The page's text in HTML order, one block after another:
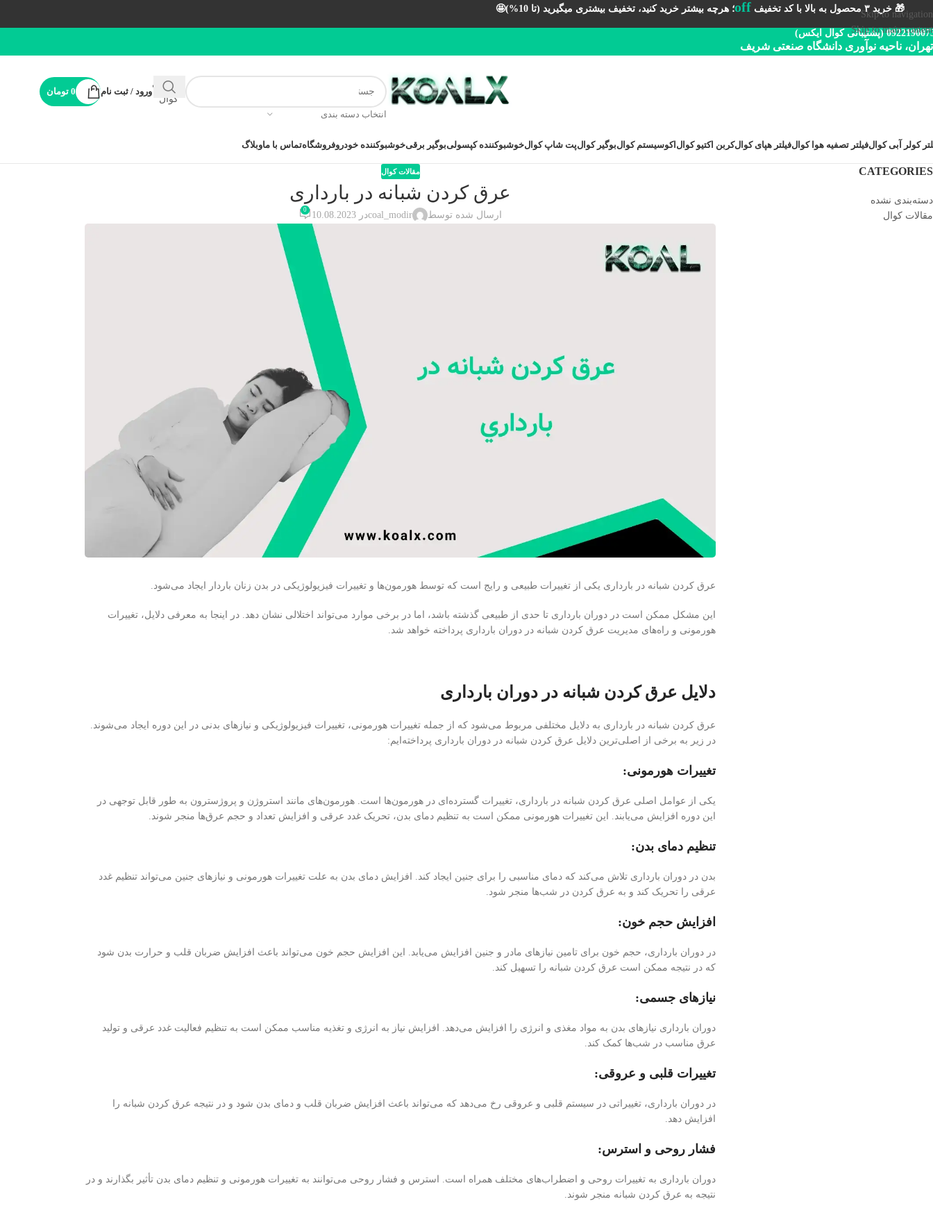
Skip to navigation
Skip to main content
🎁 خرید ۳ محصول به بالا با کد تخفیف off؛ هرچه بیشتر خرید کنید، تخفیف بیشتری میگیرید (تا 10%)🤩
(پشتیبانی کوال ایکس)
تهران، ناحیه نوآوری دانشگاه صنعتی شریف
انتخاب دسته بندی
پشتیبانی
کوال
ورود / ثبت نام 0 تومان
کولر آبی کوالفیلتر تصفیه هوا کوالفیلتر هپای کوالکربن اکتیو کوال اکوسیستم کوالبوگیر کوالپت شاپ کوالخوشبوکننده کپسولیبوگیر برقیخوشبوکننده خودروفروشگاهتماس با ماوبلاگ
CATEGORIES
دسته‌بندی نشده
مقالات کوال
مقالات کوال
عرق كردن شبانه در بارداری
ارسال شده توسط coal_modirدر 10.08.2023 0
عرق كردن شبانه در بارداری یکی از تغییرات طبیعی و رایج است که توسط هورمون‌ها و تغییرات فیزیولوژیکی در بدن زنان باردار ایجاد می‌شود.
این مشکل ممکن است در دوران بارداری تا حدی از طبیعی گذشته باشد، اما در برخی موارد می‌تواند اختلالی نشان دهد. در اینجا به معرفی دلایل، تغییرات
هورمونی و راه‌های مدیریت عرق کردن شبانه در دوران بارداری پرداخته خواهد شد.
دلایل عرق کردن شبانه در دوران بارداری
عرق كردن شبانه در بارداری به دلایل مختلفی مربوط می‌شود که از جمله تغییرات هورمونی، تغییرات فیزیولوژیکی و نیازهای بدنی در این دوره ایجاد می‌شوند.
در زیر به برخی از اصلی‌ترین دلایل عرق کردن شبانه در دوران بارداری پرداخته‌ایم:
تغییرات هورمونی:
یکی از عوامل اصلی عرق كردن شبانه در بارداری، تغییرات گسترده‌ای در هورمون‌ها است. هورمون‌های مانند استروژن و پروژسترون به طور قابل توجهی در
این دوره افزایش می‌یابند. این تغییرات هورمونی ممکن است به تنظیم دمای بدن، تحریک غدد عرقی و افزایش تعداد و حجم عرق‌ها منجر شوند.
تنظیم دمای بدن:
بدن در دوران بارداری تلاش می‌کند که دمای مناسبی را برای جنین ایجاد کند. افزایش دمای بدن به علت تغییرات هورمونی و نیازهای جنین می‌تواند تنظیم غدد
عرقی را تحریک کند و به عرق کردن در شب‌ها منجر شود.
افزایش حجم خون:
در دوران بارداری، حجم خون برای تامین نیاز‌های مادر و جنین افزایش می‌یابد. این افزایش حجم خون می‌تواند باعث افزایش ضربان قلب و حرارت بدن شود
که در نتیجه ممکن است عرق کردن شبانه را تسهیل کند.
نیازهای جسمی:
دوران بارداری نیاز‌های بدن به مواد مغذی و انرژی را افزایش می‌دهد. افزایش نیاز به انرژی و تغذیه مناسب ممکن است به تنظیم فعالیت غدد عرقی و تولید
عرق مناسب در شب‌ها کمک کند.
تغییرات قلبی و عروقی:
در دوران بارداری، تغییراتی در سیستم قلبی و عروقی رخ می‌دهد که می‌تواند باعث افزایش ضربان قلب و دمای بدن شود و در نتیجه عرق کردن شبانه را
افزایش دهد.
فشار روحی و استرس:
دوران بارداری به تغییرات روحی و اضطراب‌های مختلف همراه است. استرس و فشار روحی می‌توانند به تغییرات هورمونی و تنظیم دمای بدن تأثیر بگذارند و در
نتیجه به عرق کردن شبانه منجر شوند.